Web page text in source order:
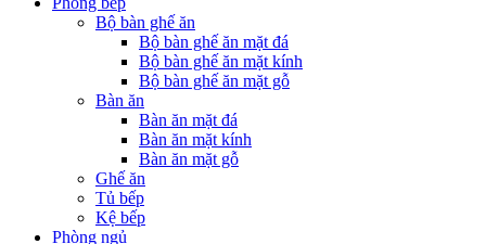
Bộ bàn ghế ăn
Bộ bàn ghế ăn mặt đá
Bộ bàn ghế ăn mặt kính
Bộ bàn ghế ăn mặt gỗ
Bàn ăn
Bàn ăn mặt đá
Bàn ăn mặt kính
Bàn ăn mặt gỗ
Ghế ăn
Tủ bếp
Kệ bếp
Phòng ngủ